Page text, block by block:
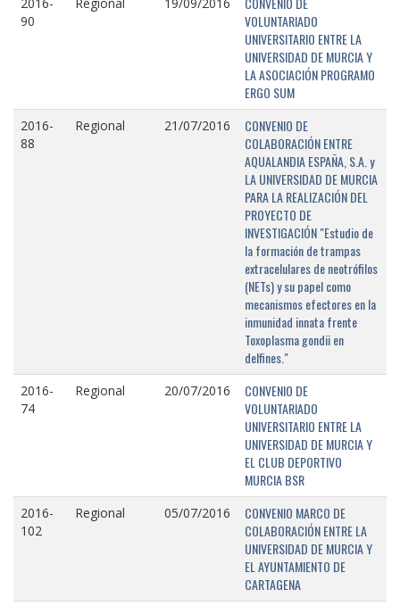
90
VOLUNTARIADO
UNIVERSITARIO ENTRE LA
UNIVERSIDAD DE MURCIA Y
LA ASOCIACIÓN PROGRAMO
ERGO SUM
2016-
88
Regional 21/07/2016
CONVENIO DE
COLABORACIÓN ENTRE
AQUALANDIA ESPAÑA, S.A. y
LA UNIVERSIDAD DE MURCIA
PARA LA REALIZACIÓN DEL
PROYECTO DE
INVESTIGACIÓN "Estudio de
la formación de trampas
extracelulares de neotrófilos
(NETs) y su papel como
mecanismos efectores en la
inmunidad innata frente
Toxoplasma gondii en
delfines."
2016-
74
Regional 20/07/2016
CONVENIO DE
VOLUNTARIADO
UNIVERSITARIO ENTRE LA
UNIVERSIDAD DE MURCIA Y
EL CLUB DEPORTIVO
MURCIA BSR
2016-
102
Regional 05/07/2016
CONVENIO MARCO DE
COLABORACIÓN ENTRE LA
UNIVERSIDAD DE MURCIA Y
EL AYUNTAMIENTO DE
CARTAGENA